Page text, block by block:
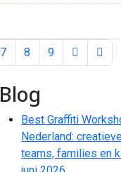
7 8 9
Blog
Best Graffiti
Nederland:
teams, families en